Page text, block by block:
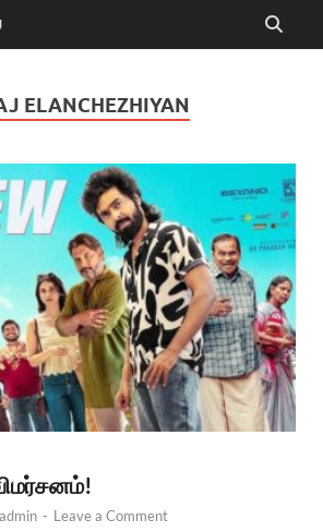
ELANCHEZHIYAN
admin - Leave a Comment